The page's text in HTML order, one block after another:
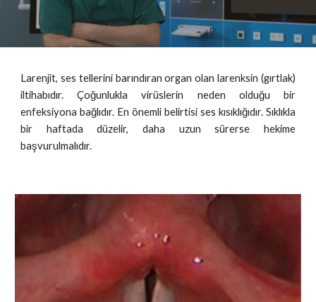
Larenjit, ses tellerini barındıran organ olan larenksin (gırtlak)
iltihabıdır. Çoğunlukla virüslerin neden olduğu bir
enfeksiyona bağlıdır. En önemli belirtisi ses kısıklığıdır. Sıklıkla
bir haftada düzelir, daha uzun sürerse hekime
başvurulmalıdır.